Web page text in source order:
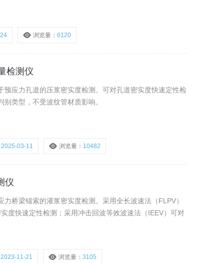
浏览量：6120
检测仪
预应力孔道的压浆密实度检测。可对孔道密实度快速定性检
类型，不受波纹管材质影响。
2025-03-11 浏览量： 10482
仪
桥梁锚索的灌浆密实度检测。采用全长波速法（FLPV）
度快速定性检测；采用冲击回波等效波速法（IEEV）可对
2023-11-21 浏览量：3105